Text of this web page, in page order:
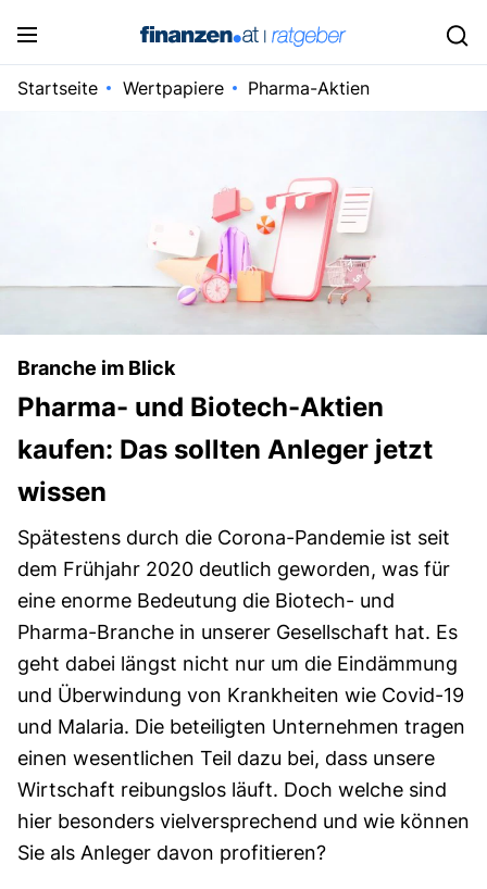
Startseite Wertpapiere Pharma-Aktien
Branche im Blick
Pharma- und Biotech-Aktien
kaufen: Das sollten Anleger jetzt
wissen
Spätestens durch die Corona-Pandemie ist seit
dem Frühjahr 2020 deutlich geworden, was für
eine enorme Bedeutung die Biotech- und
Pharma-Branche in unserer Gesellschaft hat. Es
geht dabei längst nicht nur um die Eindämmung
und Überwindung von Krankheiten wie Covid-19
und Malaria. Die beteiligten Unternehmen tragen
einen wesentlichen Teil dazu bei, dass unsere
Wirtschaft reibungslos läuft. Doch welche sind
hier besonders vielversprechend und wie können
Sie als Anleger davon profitieren?